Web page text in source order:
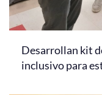
Desarrollan kit
inclusivo para